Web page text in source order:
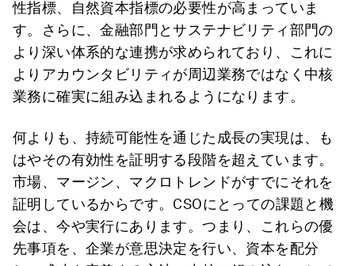
性指標、自然資本指標の必要性が高まっていま
す。さらに、金融部門とサステナビリティ部門の
より深い体系的な連携が求められており、これに
よりアカウンタビリティが周辺業務ではなく中核
業務に確実に組み込まれるようになります。
何よりも、持続可能性を通じた成長の実現は、も
はやその有効性を証明する段階を超えています。
市場、マージン、マクロトレンドがすでにそれを
証明しているからです。CSOにとっての課題と機
会は、今や実行にあります。つまり、これらの優
先事項を、企業が意思決定を行い、資本を配分